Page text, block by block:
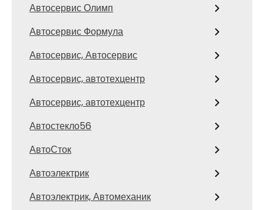
Автосервис Олимп
Автосервис Формула
Автосервис, Автосервис
Автосервис, автотехцентр
Автосервис, автотехцентр
Автостекло56
АвтоСток
Автоэлектрик
Автоэлектрик, Автомеханик